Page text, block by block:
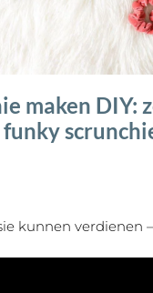
maken DIY:
funky
kunnen verdienen –